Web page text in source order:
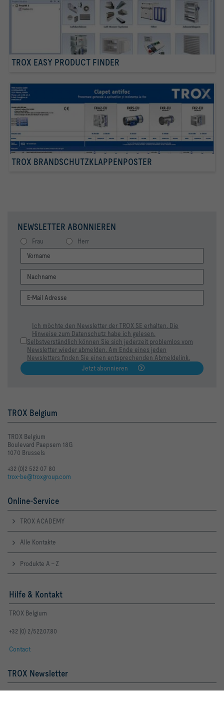
TROX EASY PRODUCT FINDER
TROX BRANDSCHUTZKLAPPENPOSTER
NEWSLETTER ABONNIEREN
Frau Herr
Ich möchte den Newsletter der TROX SE erhalten. Die
Hinweise zum Datenschutz habe ich gelesen.
Selbstverständlich können Sie sich jederzeit problemlos vom
Newsletter wieder abmelden. Am Ende eines jeden
Newsletters finden Sie einen entsprechenden Abmeldelink.
Jetzt abonnieren
TROX Belgium
TROX Belgium
Boulevard Paepsem 18G
1070 Brussels
+32 (0)2 522 07 80
trox-be@troxgroup.com
Online-Service
TROX ACADEMY
Alle Kontakte
Produkte A - Z
Hilfe & Kontakt
TROX Belgium
+32 (0) 2/522.07.80
Contact
TROX Newsletter